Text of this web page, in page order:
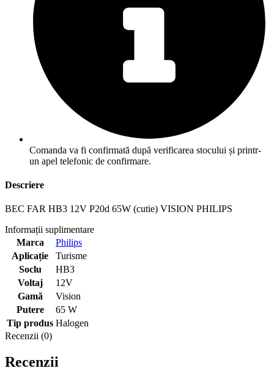
Comanda va fi confirmată după verificarea stocului și printr-
un apel telefonic de confirmare.
Descriere
BEC FAR HB3 12V P20d 65W (cutie) VISION PHILIPS
Informații suplimentare
Marca
Philips
Aplicație
Turisme
Soclu
HB3
Voltaj
12V
Gamă
Vision
Putere
65 W
Tip produs Halogen
Recenzii (0)
Recenzii